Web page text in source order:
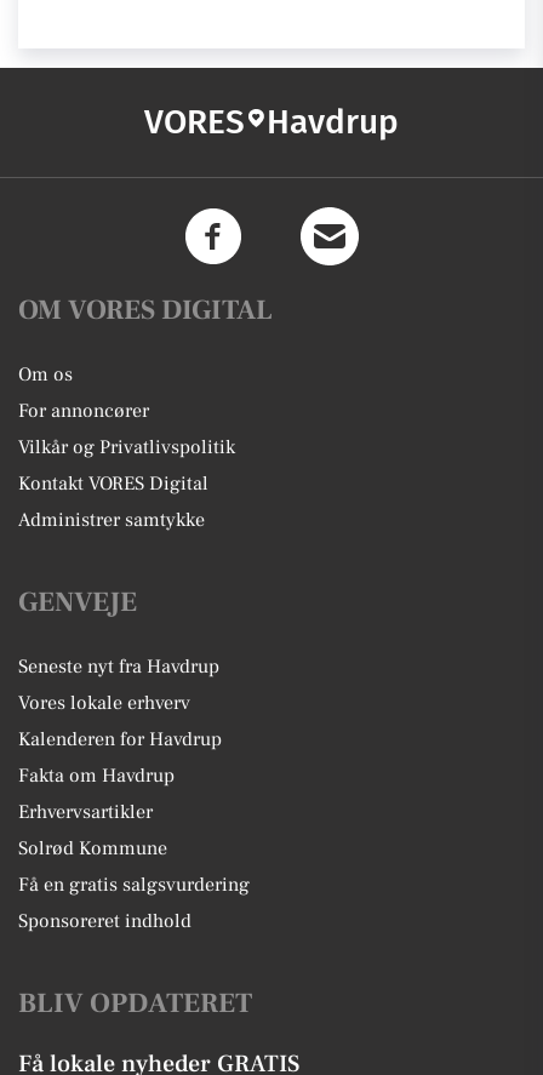
VORES Havdrup
OM VORES DIGITAL
Om os
For annoncører
Vilkår og Privatlivspolitik
Kontakt VORES Digital
Administrer samtykke
GENVEJE
Seneste nyt fra Havdrup
Vores lokale erhverv
Kalenderen for Havdrup
Fakta om Havdrup
Erhvervsartikler
Solrød Kommune
Få en gratis salgsvurdering
Sponsoreret indhold
BLIV OPDATERET
Få lokale nyheder GRATIS